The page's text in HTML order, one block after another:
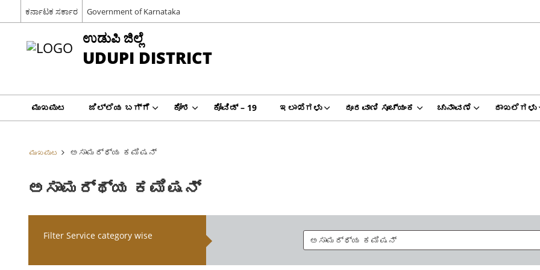
ಕರ್ನಾಟಕ ಸರ್ಕಾರ Government of Karnataka
ಉಡುಪಿ ಜಿಲ್ಲೆ
UDUPI DISTRICT
ಮುಖಪುಟ ಜಿಲ್ಲೆಯ ಬಗ್ಗೆ ಕೋಶ ಕೋವಿಡ್ – 19 ಇಲಾಖೆಗಳು ದೂರವಾಣಿ ಸೂಚ್ಯಂಕ ಚುನಾವಣೆ ದಾಖಲೆಗಳು
ಮುಖಪುಟ ಅಸಾಮರ್ಥ್ಯ ಕಮಿಷನ್
ಅಸಾಮರ್ಥ್ಯ ಕಮಿಷನ್
Filter Service category wise